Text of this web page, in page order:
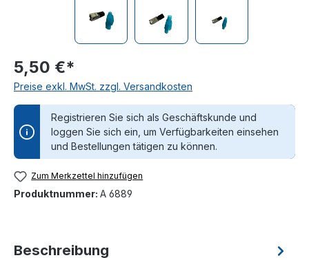
5,50 €*
Preise exkl. MwSt. zzgl. Versandkosten
Registrieren Sie sich als Geschäftskunde und
loggen Sie sich ein, um Verfügbarkeiten einsehen
und Bestellungen tätigen zu können.
Zum Merkzettel hinzufügen
Produktnummer: A 6889
Beschreibung